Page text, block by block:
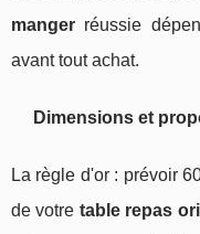
manger réussie
avant tout achat.
Dimensions et
La règle d'or : prévoir
de votre table repas